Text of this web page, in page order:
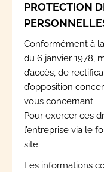
PROTECTION
Conformément à
du 6 janvier 1978,
d’accès, de
d’opposition
vous concernant.
Pour exercer ces
l’entreprise via le
site.
Les informations